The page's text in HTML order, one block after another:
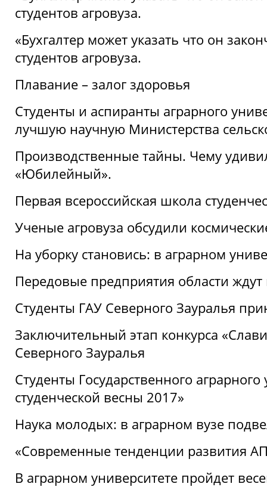
студентов агровуза.
«Бухгалтер может указать что он
студентов агровуза.
Плавание – залог здоровья
Студенты и аспиранты аграрного
лучшую научную Министерства
Производственные тайны. Чему
«Юбилейный».
Первая всероссийская школа
Ученые агровуза обсудили
На уборку становись: в аграрном
Передовые предприятия области ждут
Студенты ГАУ Северного Зауралья
Заключительный этап конкурса
Северного Зауралья
Студенты Государственного
студенческой весны 2017»
Наука молодых: в аграрном вузе
«Современные тенденции развития
В аграрном университете пройдет